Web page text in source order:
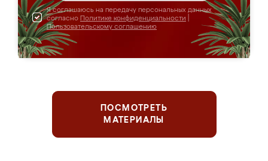
Я соглашаюсь на передачу персональных данных
согласно Политике конфиденциальности
Пользовательскому соглашению
ПОСМОТРЕТЬ
МАТЕРИАЛЫ